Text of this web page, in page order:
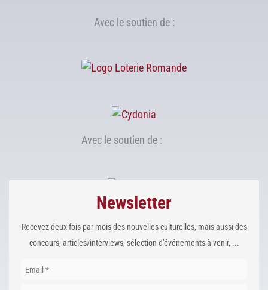
Avec le soutien de :
Avec le soutien de :
Newsletter
Recevez deux fois par mois des nouvelles culturelles, mais aussi des
concours, articles/interviews, sélection d'événements à venir, ...